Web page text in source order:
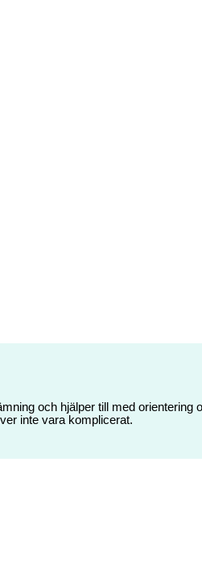
och hjälper till med orientering
inte vara komplicerat.